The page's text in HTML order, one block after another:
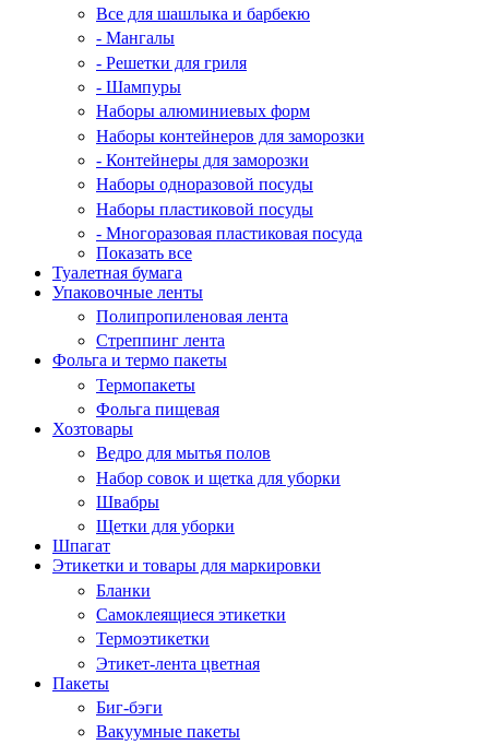
Все для шашлыка и барбекю
- Мангалы
- Решетки для гриля
- Шампуры
Наборы алюминиевых форм
Наборы контейнеров для заморозки
- Контейнеры для заморозки
Наборы одноразовой посуды
Наборы пластиковой посуды
- Многоразовая пластиковая посуда
Показать все
Туалетная бумага
Упаковочные ленты
Полипропиленовая лента
Стреппинг лента
Фольга и термо пакеты
Термопакеты
Фольга пищевая
Хозтовары
Ведро для мытья полов
Набор совок и щетка для уборки
Швабры
Щетки для уборки
Шпагат
Этикетки и товары для маркировки
Бланки
Самоклеящиеся этикетки
Термоэтикетки
Этикет-лента цветная
Пакеты
Биг-бэги
Вакуумные пакеты